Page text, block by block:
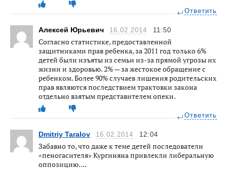
Ответить
Алексей Юрьевич 16.02.2014 11:50
Согласно статистике, предоставленной
защитниками прав ребенка, за 2011 год только 6%
детей были изъяты из семьи из-за прямой угрозы их
жизни и здоровью. 2% — за жестокое обращение с
ребенком. Более 90% случаев лишения родительских
прав являются последствием трактовки закона
отдельно взятым представителем опеки.
Ответить
Dmitriy Taralov 16.02.2014 12:04
Забавно то, что даже к теме детей последователи
«пеногасителя» Кургиняна привлекли либеральную
оппозицию….